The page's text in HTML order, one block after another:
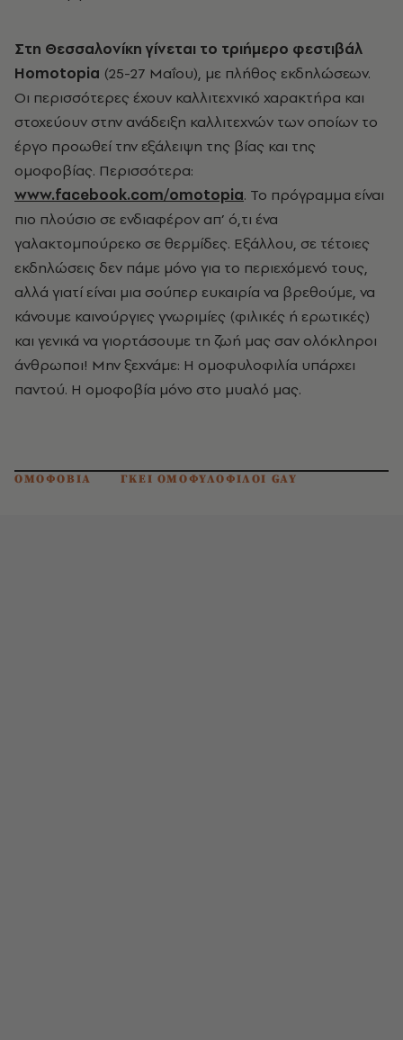
Στη Θεσσαλονίκη γίνεται το τριήμερο φεστιβάλ
Homotopia (25-27 Μαΐου), με πλήθος εκδηλώσεων.
Οι περισσότερες έχουν καλλιτεχνικό χαρακτήρα και
στοχεύουν στην ανάδειξη καλλιτεχνών των οποίων το
έργο προωθεί την εξάλειψη της βίας και της
ομοφοβίας. Περισσότερα:
www.facebook.com/omotopia. Το πρόγραμμα είναι
πιο πλούσιο σε ενδιαφέρον απ’ ό,τι ένα
γαλακτομπούρεκο σε θερμίδες. Εξάλλου, σε τέτοιες
εκδηλώσεις δεν πάμε μόνο για το περιεχόμενό τους,
αλλά γιατί είναι μια σούπερ ευκαιρία να βρεθούμε, να
κάνουμε καινούργιες γνωριμίες (φιλικές ή ερωτικές)
και γενικά να γιορτάσουμε τη ζωή μας σαν ολόκληροι
άνθρωποι! Μην ξεχνάμε: Η ομοφυλοφιλία υπάρχει
παντού. Η ομοφοβία μόνο στο μυαλό μας.
ΟΜΟΦΟΒΙΑ ΓΚΕΙ ΟΜΟΦΥΛΟΦΙΛΟΙ GAY